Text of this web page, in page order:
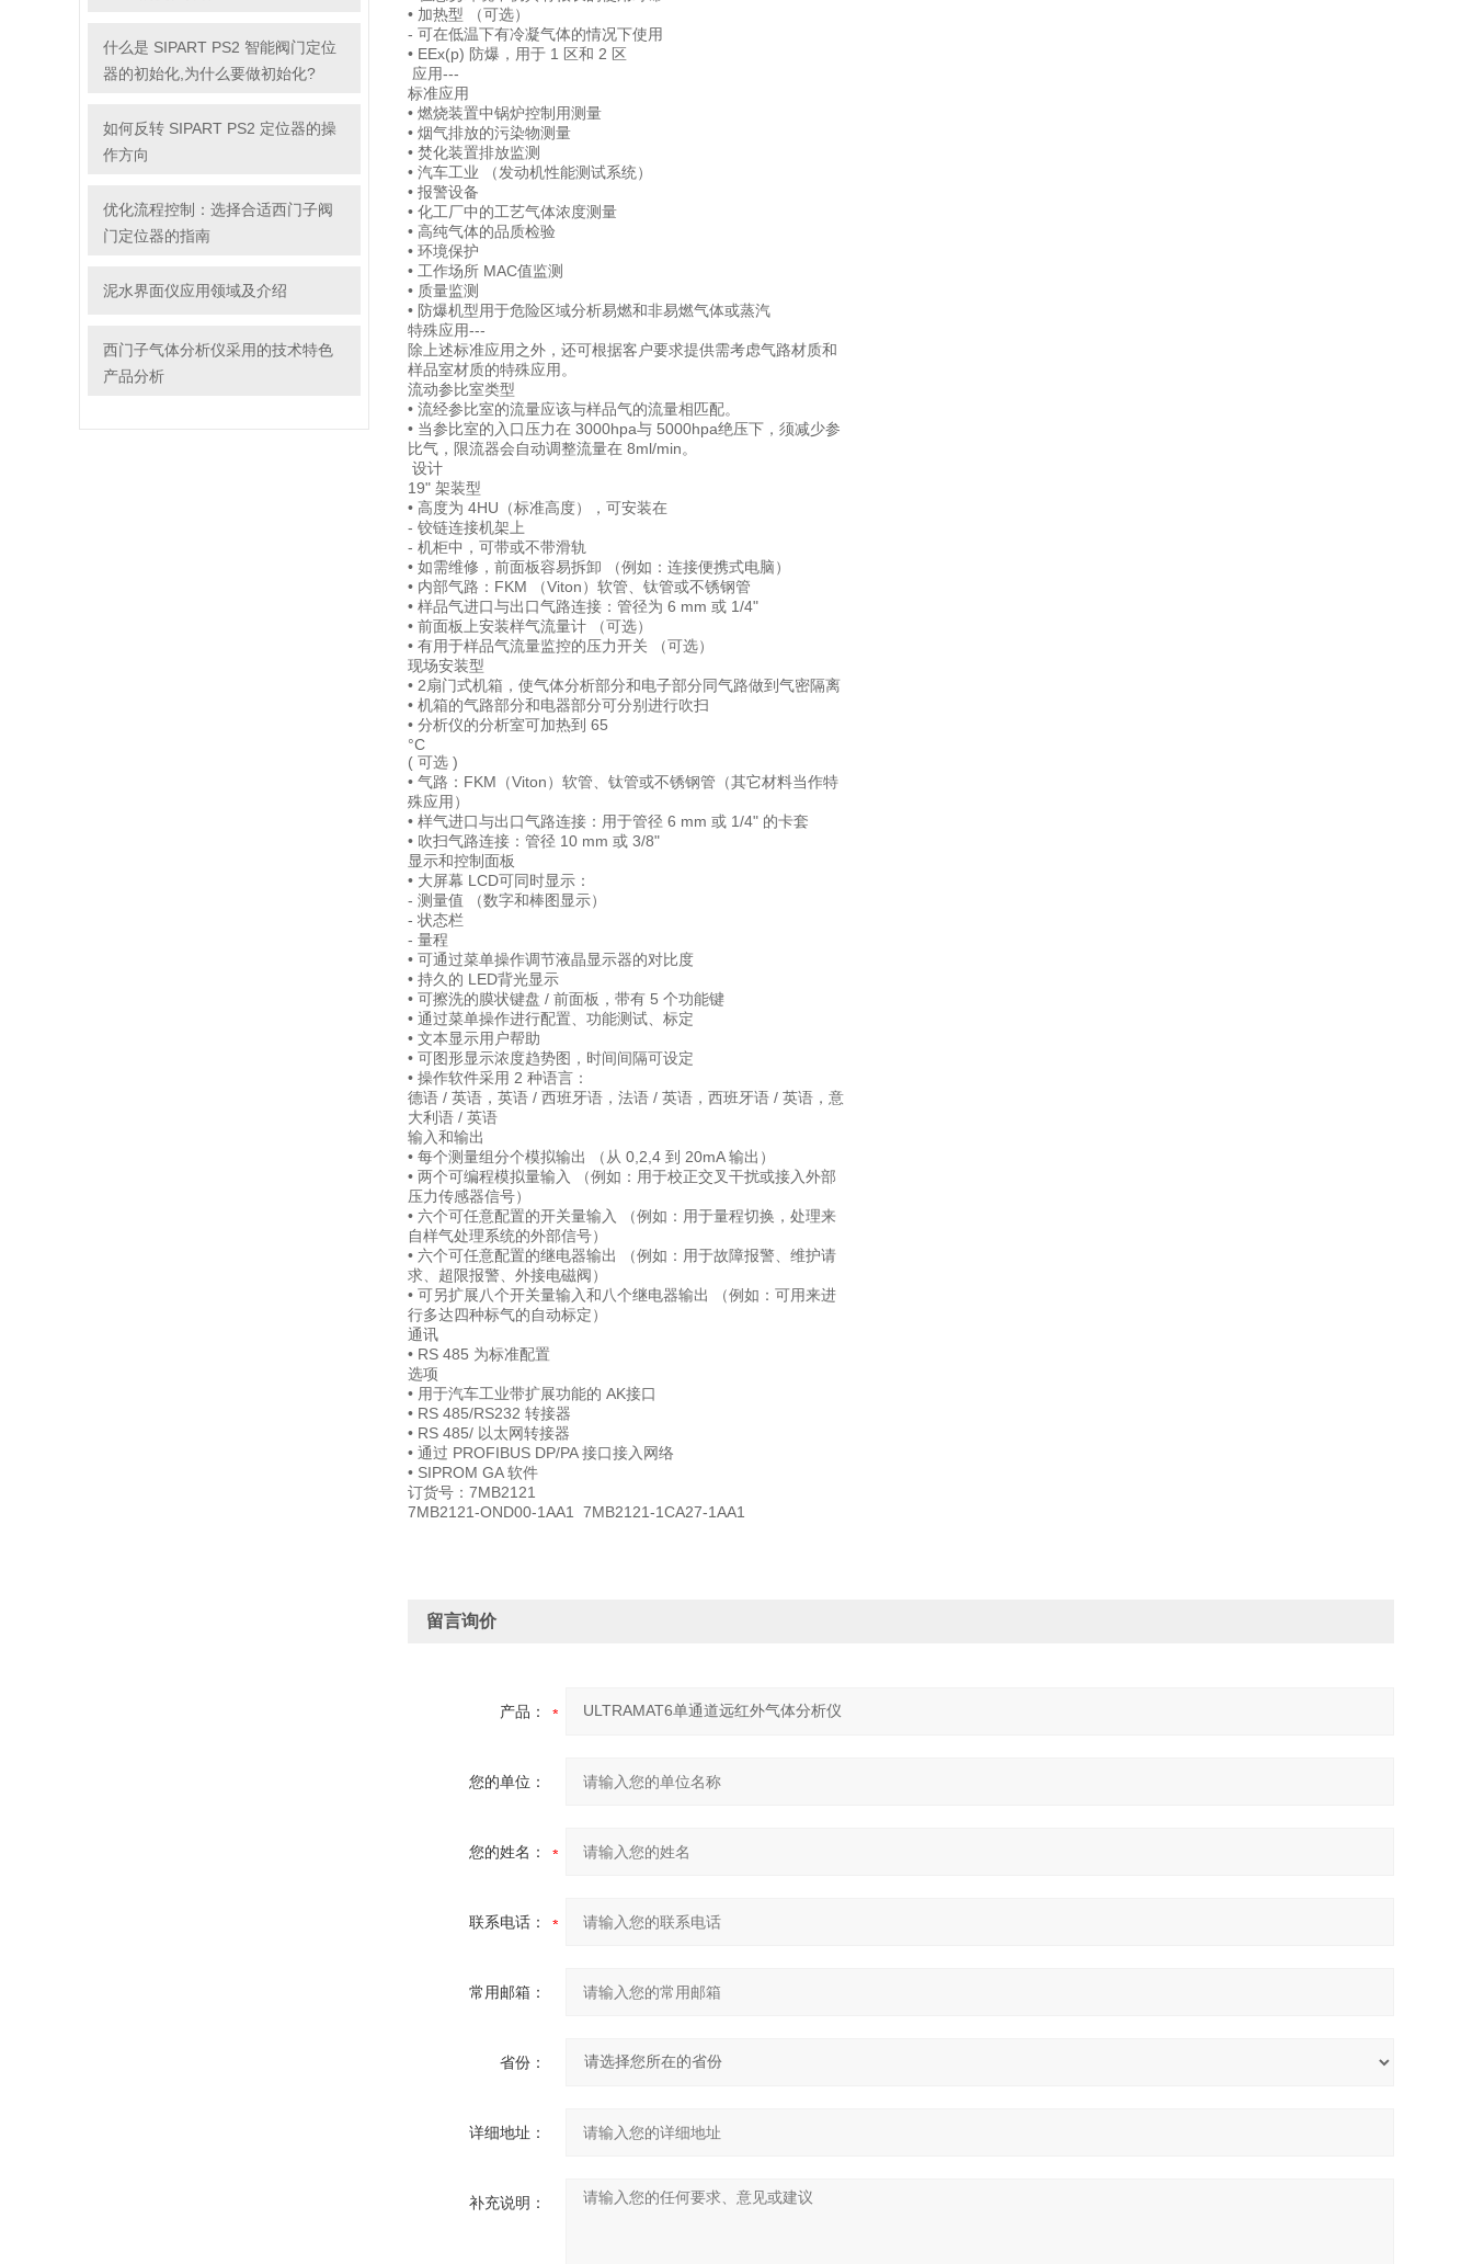
什么是 SIPART PS2 智能阀门定位
器的初始化,为什么要做初始化?
如何反转 SIPART PS2 定位器的操
作方向
优化流程控制：选择合适西门子阀
门定位器的指南
泥水界面仪应用领域及介绍
西门子气体分析仪采用的技术特色
产品分析
• 加热型 （可选）
- 可在低温下有冷凝气体的情况下使用
• EEx(p) 防爆，用于 1 区和 2 区
应用---
标准应用
• 燃烧装置中锅炉控制用测量
• 烟气排放的污染物测量
• 焚化装置排放监测
• 汽车工业 （发动机性能测试系统）
• 报警设备
• 化工厂中的工艺气体浓度测量
• 高纯气体的品质检验
• 环境保护
• 工作场所 MAC值监测
• 质量监测
• 防爆机型用于危险区域分析易燃和非易燃气体或蒸汽
特殊应用---
除上述标准应用之外，还可根据客户要求提供需考虑气路材质和
样品室材质的特殊应用。
流动参比室类型
• 流经参比室的流量应该与样品气的流量相匹配。
• 当参比室的入口压力在 3000hpa与 5000hpa绝压下，须减少参
比气，限流器会自动调整流量在 8ml/min。
设计
19" 架装型
• 高度为 4HU（标准高度），可安装在
- 铰链连接机架上
- 机柜中，可带或不带滑轨
• 如需维修，前面板容易拆卸 （例如：连接便携式电脑）
• 内部气路：FKM （Viton）软管、钛管或不锈钢管
• 样品气进口与出口气路连接：管径为 6 mm 或 1/4"
• 前面板上安装样气流量计 （可选）
• 有用于样品气流量监控的压力开关 （可选）
现场安装型
• 2扇门式机箱，使气体分析部分和电子部分同气路做到气密隔离
• 机箱的气路部分和电器部分可分别进行吹扫
• 分析仪的分析室可加热到 65
°C
( 可选 )
• 气路：FKM（Viton）软管、钛管或不锈钢管（其它材料当作特
殊应用）
• 样气进口与出口气路连接：用于管径 6 mm 或 1/4" 的卡套
• 吹扫气路连接：管径 10 mm 或 3/8"
显示和控制面板
• 大屏幕 LCD可同时显示：
- 测量值 （数字和棒图显示）
- 状态栏
- 量程
• 可通过菜单操作调节液晶显示器的对比度
• 持久的 LED背光显示
• 可擦洗的膜状键盘 / 前面板，带有 5 个功能键
• 通过菜单操作进行配置、功能测试、标定
• 文本显示用户帮助
• 可图形显示浓度趋势图，时间间隔可设定
• 操作软件采用 2 种语言：
德语 / 英语，英语 / 西班牙语，法语 / 英语，西班牙语 / 英语，意
大利语 / 英语
输入和输出
• 每个测量组分个模拟输出 （从 0,2,4 到 20mA 输出）
• 两个可编程模拟量输入 （例如：用于校正交叉干扰或接入外部
压力传感器信号）
• 六个可任意配置的开关量输入 （例如：用于量程切换，处理来
自样气处理系统的外部信号）
• 六个可任意配置的继电器输出 （例如：用于故障报警、维护请
求、超限报警、外接电磁阀）
• 可另扩展八个开关量输入和八个继电器输出 （例如：可用来进
行多达四种标气的自动标定）
通讯
• RS 485 为标准配置
选项
• 用于汽车工业带扩展功能的 AK接口
• RS 485/RS232 转接器
• RS 485/ 以太网转接器
• 通过 PROFIBUS DP/PA 接口接入网络
• SIPROM GA 软件
订货号：7MB2121
7MB2121-OND00-1AA1 7MB2121-1CA27-1AA1
留言询价
产品：
您的单位：
您的姓名：
联系电话：
常用邮箱：
省份：
详细地址：
补充说明：